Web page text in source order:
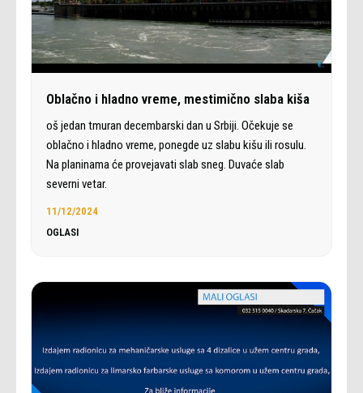
Oblačno i hladno vreme, mestimično slaba kiša
oš jedan tmuran decembarski dan u Srbiji. Očekuje se
oblačno i hladno vreme, ponegde uz slabu kišu ili rosulu.
Na planinama će provejavati slab sneg. Duvaće slab
severni vetar.
11/12/2024
OGLASI